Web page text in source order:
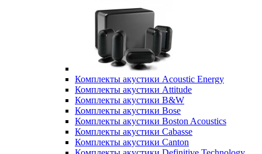
Комплекты акустики Acoustic Energy
Комплекты акустики Attitude
Комплекты акустики B&W
Комплекты акустики Bose
Комплекты акустики Boston Acoustics
Комплекты акустики Cabasse
Комплекты акустики Canton